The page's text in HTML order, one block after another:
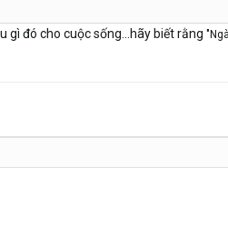
gì đó cho cuộc sống...hãy biết rằng